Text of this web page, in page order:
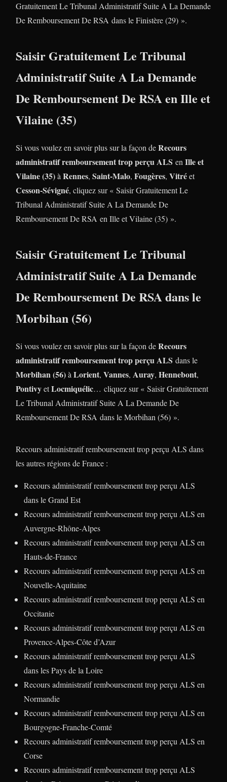
Gratuitement Le Tribunal Administratif Suite A La Demande
De Remboursement De RSA dans le Finistère (29) ».
Saisir Gratuitement Le Tribunal
Administratif Suite A La Demande
De Remboursement De RSA en Ille et
Vilaine (35)
Si vous voulez en savoir plus sur la façon deRecours
administratif remboursement trop perçu ALS en Ille et
Vilaine (35)à Rennes, Saint-Malo, Fougères, Vitréet
Cesson-Sévigné, cliquez sur « Saisir Gratuitement Le
Tribunal Administratif Suite A La Demande De
Remboursement De RSA en Ille et Vilaine (35) ».
Saisir Gratuitement Le Tribunal
Administratif Suite A La Demande
De Remboursement De RSA dans le
Morbihan (56)
Si vous voulez en savoir plus sur la façon deRecours
administratif remboursement trop perçu ALS dans le
Morbihan (56)à Lorient, Vannes, Auray, Hennebont,
PontivyetLocmiquélic… cliquez sur « Saisir Gratuitement
Le Tribunal Administratif Suite A La Demande De
Remboursement De RSA dans le Morbihan (56) ».
Recours administratif remboursement trop perçu ALS dans
les autres régions de France :
Recours administratif remboursement trop perçu ALS
dans le Grand Est
Recours administratif remboursement trop perçu ALS en
Auvergne-Rhône-Alpes
Recours administratif remboursement trop perçu ALS en
Hauts-de-France
Recours administratif remboursement trop perçu ALS en
Nouvelle-Aquitaine
Recours administratif remboursement trop perçu ALS en
Occitanie
Recours administratif remboursement trop perçu ALS en
Provence-Alpes-Côte d’Azur
Recours administratif remboursement trop perçu ALS
dans les Pays de la Loire
Recours administratif remboursement trop perçu ALS en
Normandie
Recours administratif remboursement trop perçu ALS en
Bourgogne-Franche-Comté
Recours administratif remboursement trop perçu ALS en
Corse
Recours administratif remboursement trop perçu ALS